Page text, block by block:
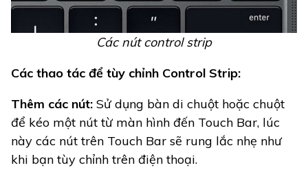
Các nút control strip
Các thao tác để tùy chỉnh Control Strip:
Thêm các nút: Sử dụng bàn di chuột hoặc chuột
để kéo một nút từ màn hình đến Touch Bar, lúc
này các nút trên Touch Bar sẽ rung lắc nhẹ như
khi bạn tùy chỉnh trên điện thoại.